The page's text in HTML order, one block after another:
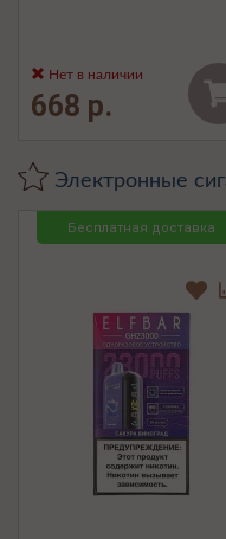
Нет в наличии
668 р.
Электронные
Бесплатная доставка